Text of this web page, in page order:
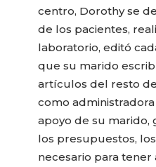
centro, Dorothy se
de los pacientes,
laboratorio, editó
que su marido
artículos del resto
como
apoyo de su marido,
los presupuestos,
necesario para